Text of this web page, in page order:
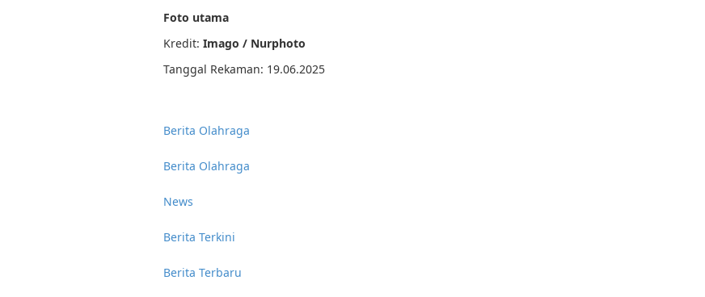
Foto utama
Kredit: Imago / Nurphoto
Tanggal Rekaman: 19.06.2025
Berita Olahraga
Berita Olahraga
News
Berita Terkini
Berita Terbaru